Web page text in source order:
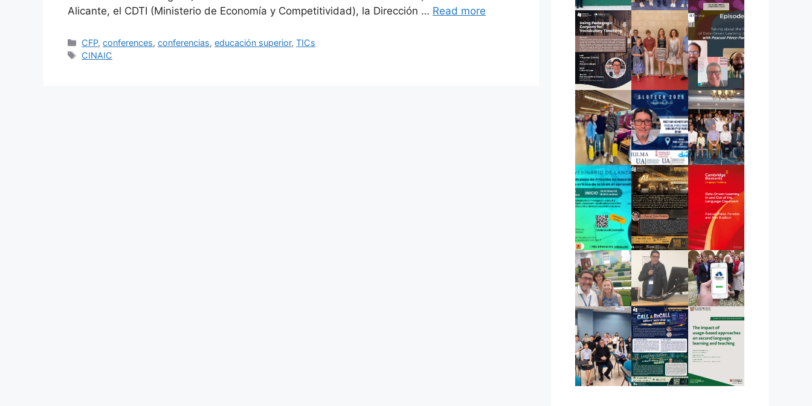
Alicante, el CDTI (Ministerio de Economía y Competitividad), la Dirección … Read more
Categories
CFP,conferences,conferencias,educación superior,TICs
Tags
CINAIC